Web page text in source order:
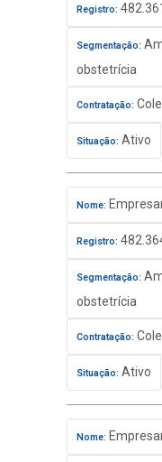
Registro:
Segmentação:
obstetrícia
Contratação:
Situação: Ativo
Nome:
Registro:
Segmentação:
obstetrícia
Contratação:
Situação: Ativo
Nome: